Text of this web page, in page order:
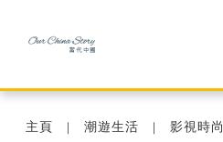
主頁 潮遊生活 影視時尚